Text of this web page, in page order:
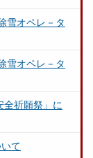
雪オペレ－タ
雪オペレ－タ
全祈願祭」に
て